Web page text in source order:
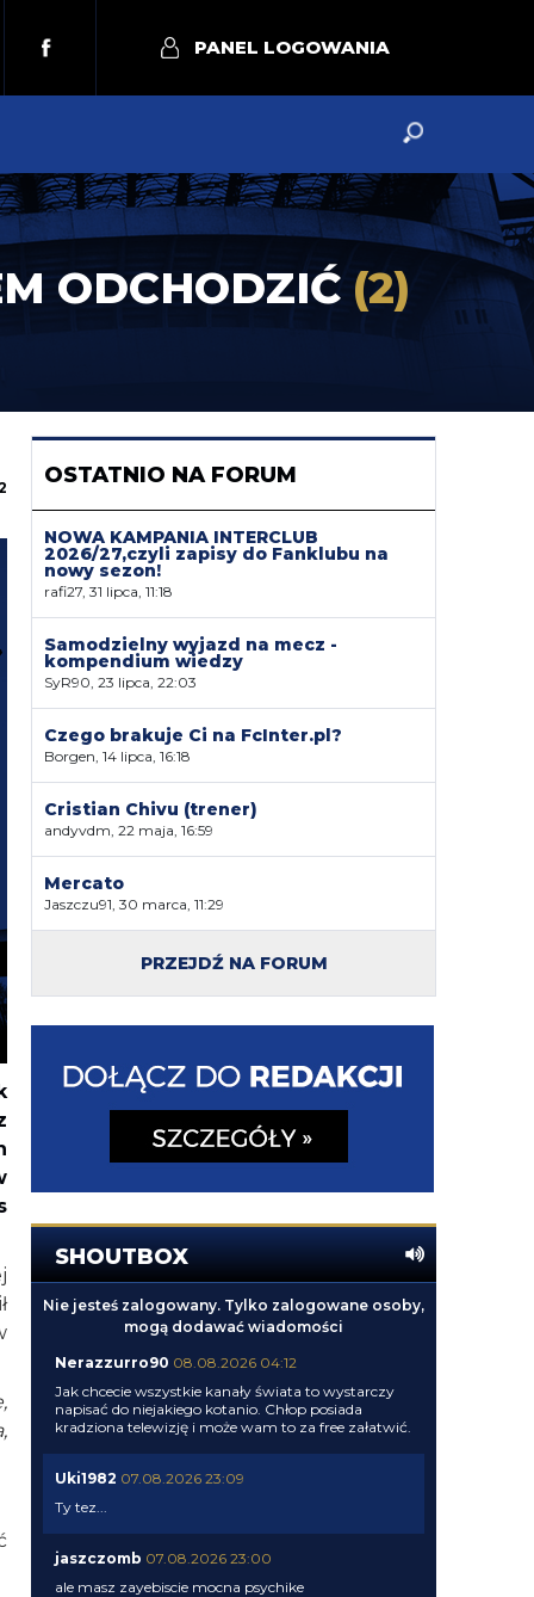
PANEL LOGOWANIA
ODCHODZIĆ (2)
OSTATNIO NA FORUM
NOWA KAMPANIA INTERCLUB
2026/27,czyli zapisy do Fanklubu na
nowy sezon!
rafi27, 31 lipca, 11:18
Samodzielny wyjazd na mecz -
kompendium wiedzy
SyR90, 23 lipca, 22:03
Czego brakuje Ci na FcInter.pl?
Borgen, 14 lipca, 16:18
Cristian Chivu (trener)
andyvdm, 22 maja, 16:59
Mercato
Jaszczu91, 30 marca, 11:29
PRZEJDŹ NA FORUM
SHOUTBOX
Nie jesteś zalogowany. Tylko zalogowane osoby,
mogą dodawać wiadomości
Nerazzurro90 08.08.2026 04:12
Jak chcecie wszystkie kanały świata to wystarczy
napisać do niejakiego kotanio. Chłop posiada
kradziona telewizję i może wam to za free załatwić.
Uki1982 07.08.2026 23:09
Ty tez...
jaszczomb 07.08.2026 23:00
ale masz zayebiscie mocna psychike